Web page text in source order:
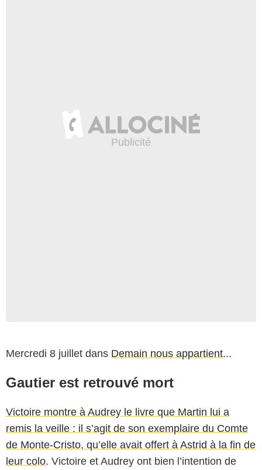
Mercredi 8 juillet dans Demain nous appartient...
Gautier est retrouvé mort
Victoire montre à Audrey le livre que Martin lui a
remis la veille : il s’agit de son exemplaire du Comte
de Monte-Cristo, qu’elle avait offert à Astrid à la fin de
leur colo. Victoire et Audrey ont bien l’intention de